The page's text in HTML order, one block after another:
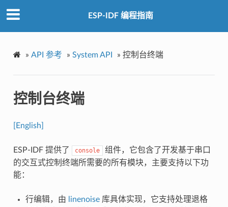
ESP-IDF 编程指南
» API 参考 » System API » 控制台终端
控制台终端
[English]
ESP-IDF 提供了 console
组件，它包含了开发基于串口
的交互式控制终端所需要的所有模块，主要支持以下功
能：
行编辑，由 linenoise库具体实现，它支持处理退格